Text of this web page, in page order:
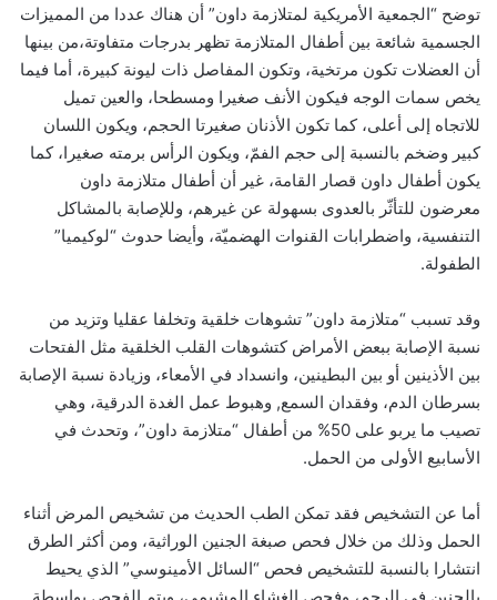
توضح “الجمعية الأمريكية لمتلازمة داون” أن هناك عددا من المميزات
الجسمية شائعة بين أطفال المتلازمة تظهر بدرجات متفاوتة،من بينها
أن العضلات تكون مرتخية، وتكون المفاصل ذات ليونة كبيرة، أما فيما
يخص سمات الوجه فيكون الأنف صغيرا ومسطحا، والعين تميل
للاتجاه إلى أعلى، كما تكون الأذنان صغيرتا الحجم، ويكون اللسان
كبير وضخم بالنسبة إلى حجم الفمّ، ويكون الرأس برمته صغيرا، كما
يكون أطفال داون قصار القامة، غير أن أطفال متلازمة داون
معرضون للتأثّر بالعدوى بسهولة عن غيرهم، وللإصابة بالمشاكل
التنفسية، واضطرابات القنوات الهضميّة، وأيضا حدوث “لوكيميا”
الطفولة.
وقد تسبب “متلازمة داون” تشوهات خلقية وتخلفا عقليا وتزيد من
نسبة الإصابة ببعض الأمراض كتشوهات القلب الخلقية مثل الفتحات
بين الأذينين أو بين البطينين، وانسداد في الأمعاء، وزيادة نسبة الإصابة
بسرطان الدم، وفقدان السمع, وهبوط عمل الغدة الدرقية، وهي
تصيب ما يربو على 50% من أطفال “متلازمة داون”، وتحدث في
الأسابيع الأولى من الحمل.
أما عن التشخيص فقد تمكن الطب الحديث من تشخيص المرض أثناء
الحمل وذلك من خلال فحص صبغة الجنين الوراثية، ومن أكثر الطرق
انتشارا بالنسبة للتشخيص فحص “السائل الأمينوسي” الذي يحيط